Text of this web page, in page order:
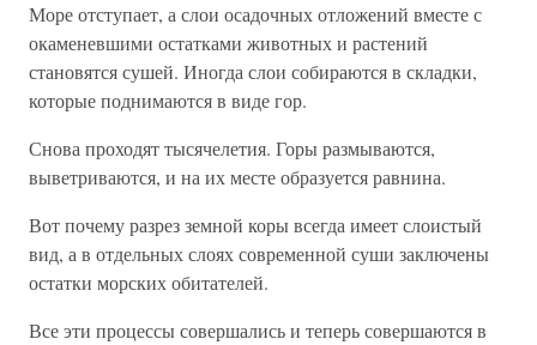
Море отступает, а слои осадочных отложений вместе с
окаменевшими остатками животных и растений
становятся сушей. Иногда слои собираются в складки,
которые поднимаются в виде гор.
Снова проходят тысячелетия. Горы размываются,
выветриваются, и на их месте образуется равнина.
Вот почему разрез земной коры всегда имеет слоистый
вид, а в отдельных слоях современной суши заключены
остатки морских обитателей.
Все эти процессы совершались и теперь совершаются в